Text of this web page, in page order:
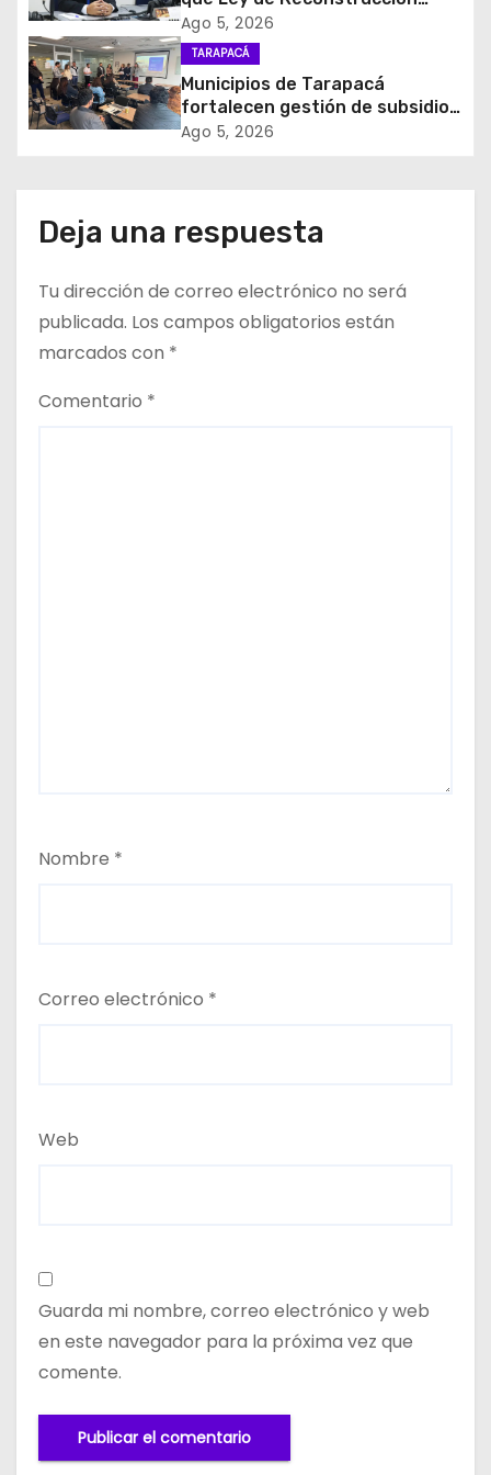
n
d
e
t
r
a
Nacional impulsará la inversión
y el empleo en Tarapacá
Ago 5, 2026
TARAPACÁ
Municipios de Tarapacá
fortalecen gestión de subsidios
de agua potable en jornada
Ago 5, 2026
Deja una respuesta
Tu dirección de correo electrónico no será
publicada. Los campos obligatorios están
marcados con *
Comentario *
Nombre *
Correo electrónico *
Web
Guarda mi nombre, correo electrónico y web
en este navegador para la próxima vez que
comente.